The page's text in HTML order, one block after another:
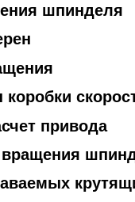
шпинделя
привода
вращения